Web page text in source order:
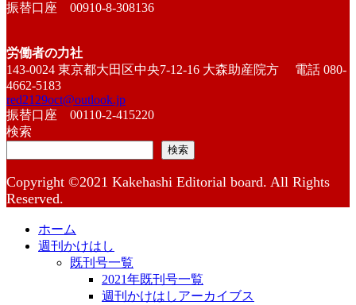
振替口座 00910-8-308136
労働者の力社
143-0024 東京都大田区中央7-12-16 大森助産院方 電話 080-
4662-5183
red2129oct@outlook.jp
振替口座 00110-2-415220
検索
検索
Copyright ©2021 Kakehashi Editorial board. All Rights
Reserved.
ホーム
週刊かけはし
既刊号一覧
2021年既刊号一覧
週刊かけはしアーカイブス